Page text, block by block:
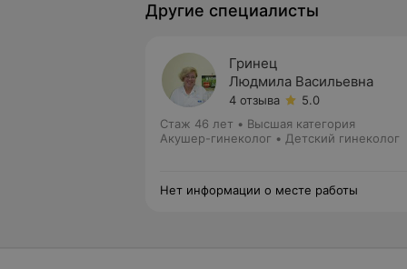
Другие специалисты
Гринец
Людмила Васильевна
4 отзыва
5.0
Стаж 46 лет • Высшая категория
Акушер-гинеколог • Детский гинеколог
Нет информации о месте работы